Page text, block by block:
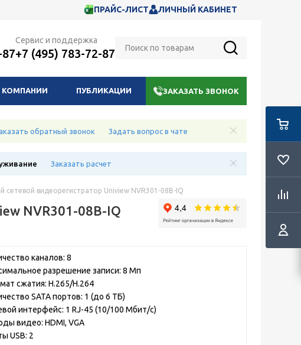
ПРАЙС-ЛИСТ ЛИЧНЫЙ КАБИНЕТ
Сервис и поддержка
+7 (495) 783-72-87
КОМПАНИИ ПУБЛИКАЦИИ ЗАКАЗАТЬ ЗВОНОК
обратный звонок Задать вопрос в чате
Заказать расчет
сетевой видеорегистратор Uniview NVR301-08B-IQ
NVR301-08B-IQ
каналов: 8
разрешение записи: 8 Мп
сжатия: H.265/H.264
SATA портов: 1 (до 6 ТБ)
интерфейс: 1 RJ-45 (10/100 Мбит/с)
видео: HDMI, VGA
USB: 2